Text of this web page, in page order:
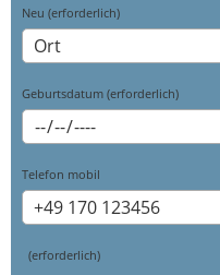
Neu (erforderlich)
Geburtsdatum (erforderlich)
Telefon mobil
(erforderlich)